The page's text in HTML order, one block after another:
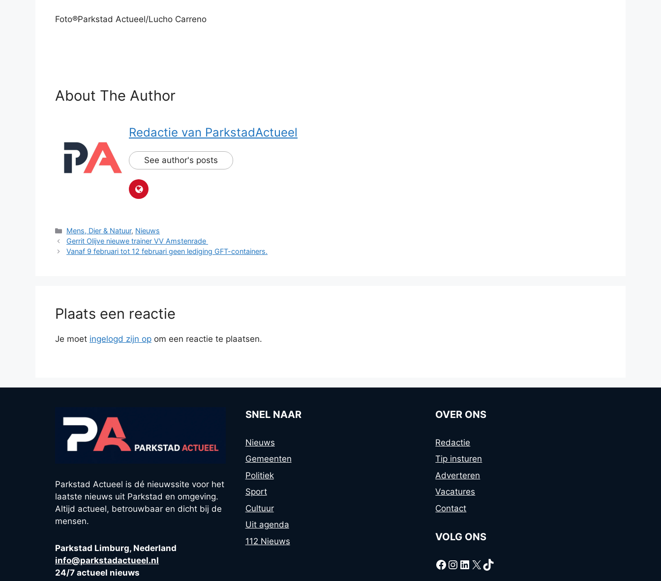
Foto®Parkstad Actueel/Lucho Carreno
About The Author
Redactie van ParkstadActueel
See author's posts
Categorieën
Mens, Dier & Natuur, Nieuws
Gerrit Olijve nieuwe trainer VV Amstenrade
Vanaf 9 februari tot 12 februari geen lediging GFT-containers.
Plaats een reactie
Je moet ingelogd zijn op om een reactie te plaatsen.
Parkstad Actueel is dé nieuwssite voor het
laatste nieuws uit Parkstad en omgeving.
Altijd actueel, betrouwbaar en dicht bij de
mensen.
Parkstad Limburg, Nederland
info@parkstadactueel.nl
24/7 actueel nieuws
SNEL NAAR
Nieuws
Gemeenten
Politiek
Sport
Cultuur
Uit agenda
112 Nieuws
OVER ONS
Redactie
Tip insturen
Adverteren
Vacatures
Contact
VOLG ONS
Facebook
Instagram
LinkedIn
X TikTok